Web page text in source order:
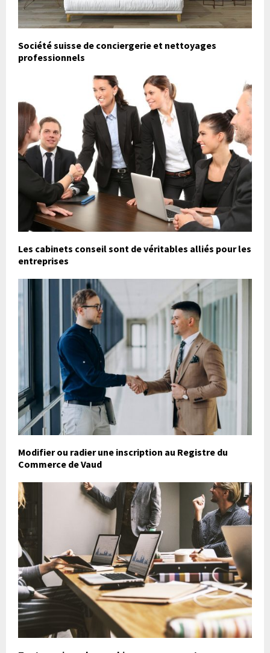
Société suisse de conciergerie et nettoyages
professionnels
Les cabinets conseil sont de véritables alliés pour les
entreprises
Modifier ou radier une inscription au Registre du
Commerce de Vaud